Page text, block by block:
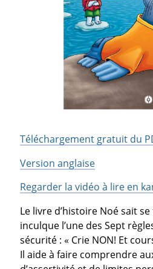
Téléchargement gratuit du
Version anglaise
Regarder la vidéo à lire en
Le livre d’histoire Noé sait
inculque l’une des Sept
sécurité : « Crie NON! Et
Il aide à faire comprendre